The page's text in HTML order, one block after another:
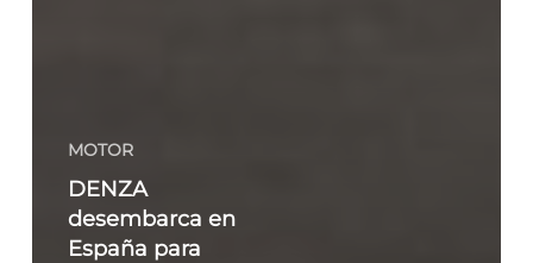
MOTOR
DENZA
desembarca en
España para